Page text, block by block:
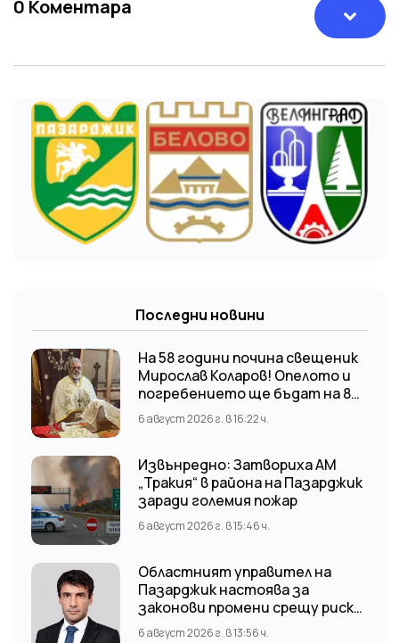
0 Коментара
Последни новини
На 58 години почина свещеник
Мирослав Коларов! Опелото и
погребението ще бъдат на 8
август (събота) от 11:00 часа в
храм “Св. Св. Козма и Дамян”, гр.
6 август 2026 г. в 16:22 ч.
Извънредно: Затвориха АМ
„Тракия“ в района на Пазарджик
заради големия пожар
6 август 2026 г. в 15:46 ч.
Областният управител на
Пазарджик настоява за
законови промени срещу риска
от наводнения
6 август 2026 г. в 13:56 ч.